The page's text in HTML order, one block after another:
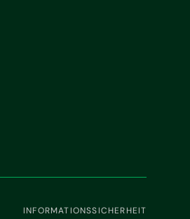
INFORMATIONSSICHERHEIT